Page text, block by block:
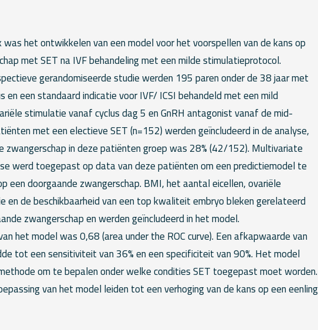
het ontwikkelen van een model voor het voorspellen van de kans op
met SET na IVF behandeling met een milde stimulatieprotocol.
gerandomiseerde studie werden 195 paren onder de 38 jaar met
en een standaard indicatie voor IVF/ ICSI behandeld met een mild
stimulatie vanaf cyclus dag 5 en GnRH antagonist vanaf de mid-
met een electieve SET (n=152) werden geïncludeerd in de analyse,
zwangerschap in deze patiënten groep was 28% (42/152). Multivariate
werd toegepast op data van deze patiënten om een predictiemodel te
een doorgaande zwangerschap. BMI, het aantal eicellen, ovariële
en de beschikbaarheid van een top kwaliteit embryo bleken gerelateerd
zwangerschap en werden geïncludeerd in het model.
het model was 0,68 (area under the ROC curve). Een afkapwaarde van
tot een sensitiviteit van 36% en een specificiteit van 90%. Het model
om te bepalen onder welke condities SET toegepast moet worden.
van het model leiden tot een verhoging van de kans op een eenling